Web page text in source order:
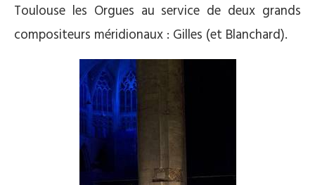
Toulouse les Orgues au service de deux grands
compositeurs méridionaux : Gilles (et Blanchard).